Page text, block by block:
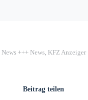
+++ News, KFZ Anzeiger
Beitrag teilen